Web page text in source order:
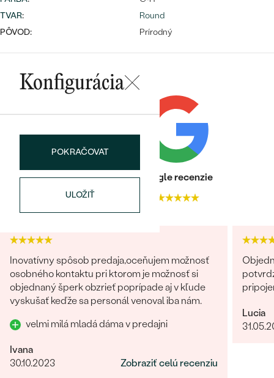
Wave kolekcia
Bestsellery
OBJAVIŤ
TVAR:
Round
PÔVOD:
Prírodný
Konfigurácia
POKRAČOVAT
ULOŽIŤ
Heuréka recenzie
4.9
Google recenzie
Inovatívny spôsob predaja,oceňujem možnosť
osobného kontaktu pri ktorom je možnosť si
objednaný šperk obzrieť poprípade aj v kľude
vyskušať keďže sa personál venoval iba nám.
velmi milá mladá dáma v predajni
Ivana
30.10.2023
Zobraziť celú recenziu
Lucia